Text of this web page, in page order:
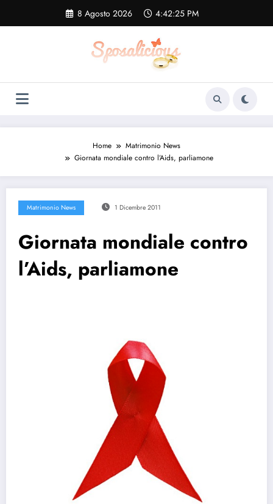
contenuto
8 Agosto 2026 4:42:25 PM
Home
Matrimonio News
Giornata mondiale contro l’Aids, parliamone
Matrimonio News 1 Dicembre 2011
Giornata mondiale contro
l’Aids, parliamone